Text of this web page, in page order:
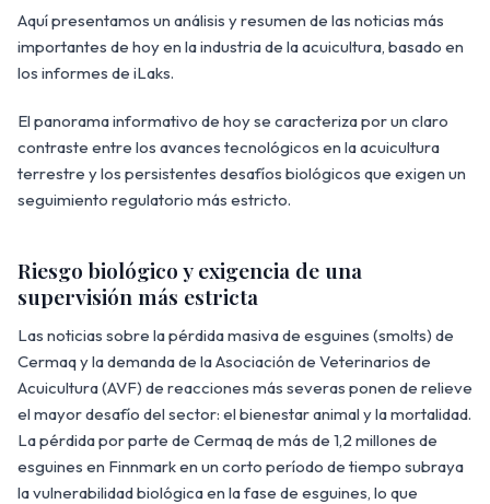
Aquí presentamos un análisis y resumen de las noticias más
importantes de hoy en la industria de la acuicultura, basado en
los informes de iLaks.
El panorama informativo de hoy se caracteriza por un claro
contraste entre los avances tecnológicos en la acuicultura
terrestre y los persistentes desafíos biológicos que exigen un
seguimiento regulatorio más estricto.
Riesgo biológico y exigencia de una
supervisión más estricta
Las noticias sobre la pérdida masiva de esguines (smolts) de
Cermaq y la demanda de la Asociación de Veterinarios de
Acuicultura (AVF) de reacciones más severas ponen de relieve
el mayor desafío del sector: el bienestar animal y la mortalidad.
La pérdida por parte de Cermaq de más de 1,2 millones de
esguines en Finnmark en un corto período de tiempo subraya
la vulnerabilidad biológica en la fase de esguines, lo que